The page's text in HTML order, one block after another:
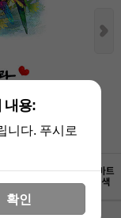
내용:
니다. 푸시로
확인